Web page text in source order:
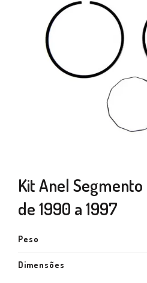
Kit Anel Segmento
de 1990 a 1997
Peso
Dimensões